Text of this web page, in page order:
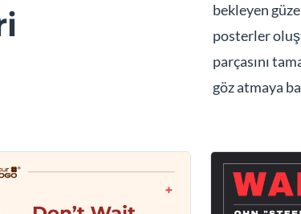
bekleyen
posterler
parçasını
göz atmaya